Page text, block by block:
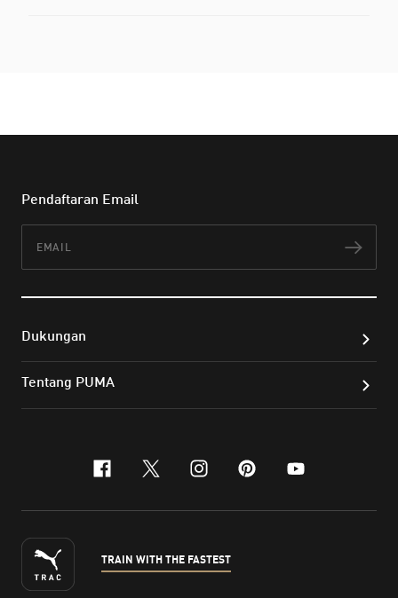
Pendaftaran Email
Dukungan
Tentang PUMA
facebook
x-twitter
instagram
pinterest
youtube
TRAIN WITH THE FASTEST